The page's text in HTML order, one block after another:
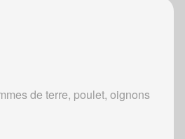
de terre, poulet, oignons